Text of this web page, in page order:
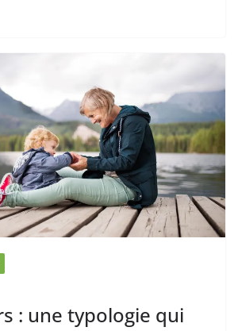
: une typologie qui